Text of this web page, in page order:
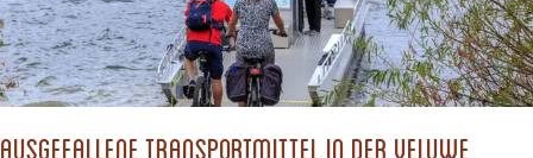
o
l
l
e
i
t
i
c
h
h
a
Ausgefallene Transportmittel in der Veluwe